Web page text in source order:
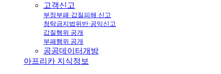
고객신고
부정부패·갑질피해 신고
청탁금지법위반·공익신고
갑질행위 공개
부패행위 공개
공공데이터개방
아프리카 지식정보